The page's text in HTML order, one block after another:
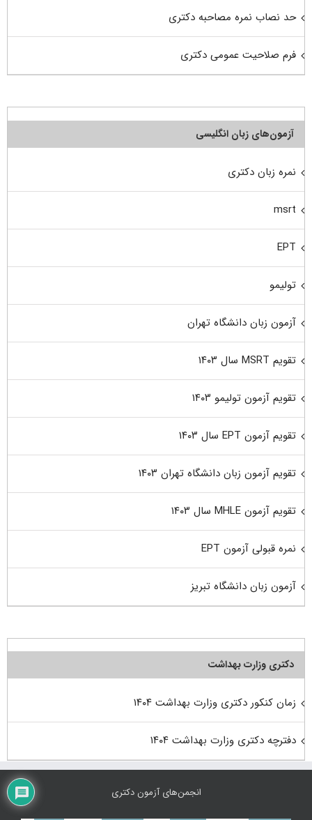
حد نصاب نمره مصاحبه دکتری
فرم صلاحیت عمومی دکتری
آزمون‌های زبان انگلیسی
نمره زبان دکتری
msrt
EPT
تولیمو
آزمون زبان دانشگاه تهران
تقویم MSRT سال ۱۴۰۳
تقویم آزمون تولیمو ۱۴۰۳
تقویم آزمون EPT سال ۱۴۰۳
تقویم آزمون زبان دانشگاه تهران ۱۴۰۳
تقویم آزمون MHLE سال ۱۴۰۳
نمره قبولی آزمون EPT
آزمون زبان دانشگاه تبریز
دکتری وزارت بهداشت
زمان کنکور دکتری وزارت بهداشت ۱۴۰۴
دفترچه دکتری وزارت بهداشت ۱۴۰۴
انجمن‌های آزمون دکتری